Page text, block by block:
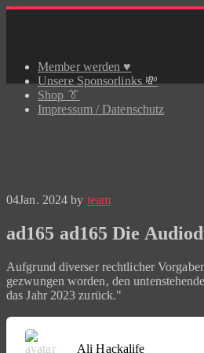
Skip
Member werden ♥️
Unsere Sponsorlinks 💸
Shop 👔
Impressum / Datenschutz
04Jan. 2024 by team
ad165 ad165 Die
Aufgrund diverser rechtlicher
gezwungen worden, den
das Jahr 2023 zurück."
Ali Hackalife